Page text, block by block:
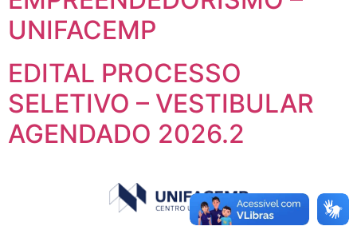
UNIFACEMP
EDITAL PROCESSO
SELETIVO – VESTIBULAR
AGENDADO 2026.2